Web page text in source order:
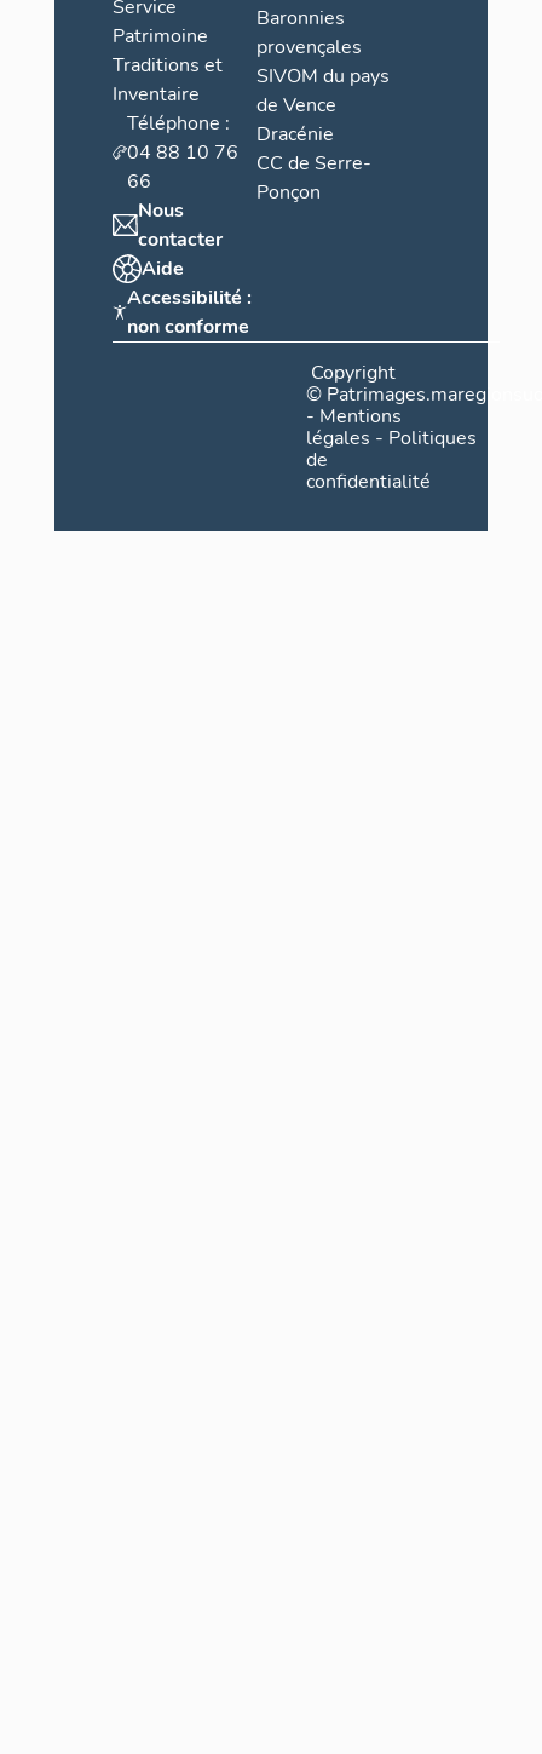
Service
Patrimoine
Traditions et
Inventaire
Téléphone :
04 88 10 76
66
Nous
contacter
Aide
Accessibilité :
non conforme
Baronnies
provençales
SIVOM du pays
de Vence
Dracénie
CC de Serre-
Ponçon
Copyright
©
- Mentions
légales - Politiques
de
confidentialité